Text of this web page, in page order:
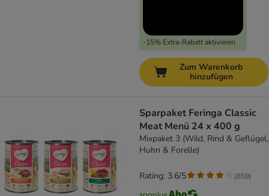
-15% Extra-Rabatt aktivieren
Zum Warenkorb
hinzufügen
Sparpaket Feringa Classic
Meat Menü 24 x 400 g
Mixpaket 3 (Wild, Rind & Geflügel,
Huhn & Forelle)
Rating: 3.6/5 (859)